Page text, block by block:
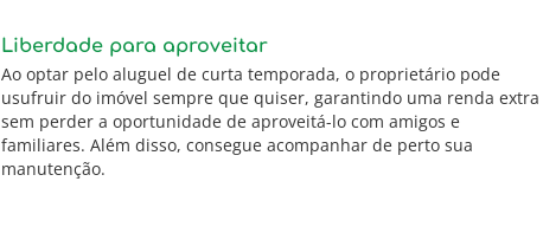
Liberdade para aproveitar
Ao optar pelo aluguel de curta temporada, o proprietário pode
usufruir do imóvel sempre que quiser, garantindo uma renda extra
sem perder a oportunidade de aproveitá-lo com amigos e
familiares. Além disso, consegue acompanhar de perto sua
manutenção.